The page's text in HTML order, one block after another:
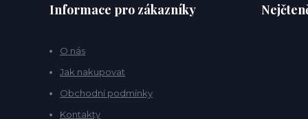
Informace pro zákazníky
O nás
Jak nakupovat
Obchodní podmínky
Kontakty